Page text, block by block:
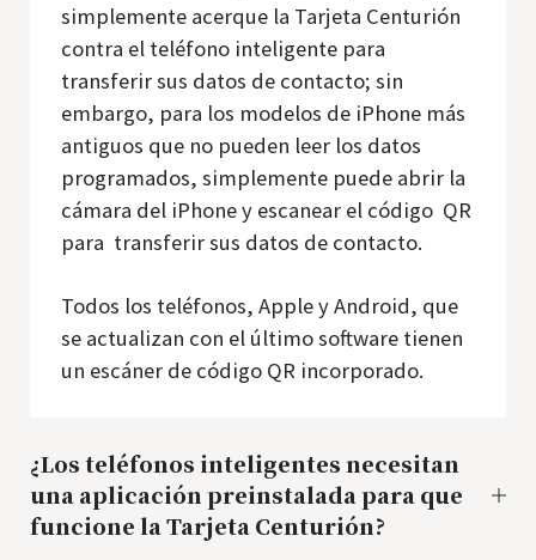
simplemente acerque la Tarjeta Centurión
contra el teléfono inteligente para
transferir sus datos de contacto; sin
embargo, para los modelos de iPhone más
antiguos que no pueden leer los datos
programados, simplemente puede abrir la
cámara del iPhone y escanear el código QR
para transferir sus datos de contacto.
Todos los teléfonos, Apple y Android, que
se actualizan con el último software tienen
un escáner de código QR incorporado.
¿Los teléfonos inteligentes necesitan
una aplicación preinstalada para que
funcione la Tarjeta Centurión?